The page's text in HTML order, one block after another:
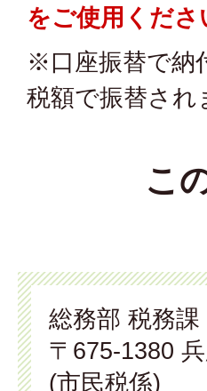
をご使用くださ
※口座振替で納
税額で振替され
こ
総務部 税務課
〒675-1380
(市民税係)